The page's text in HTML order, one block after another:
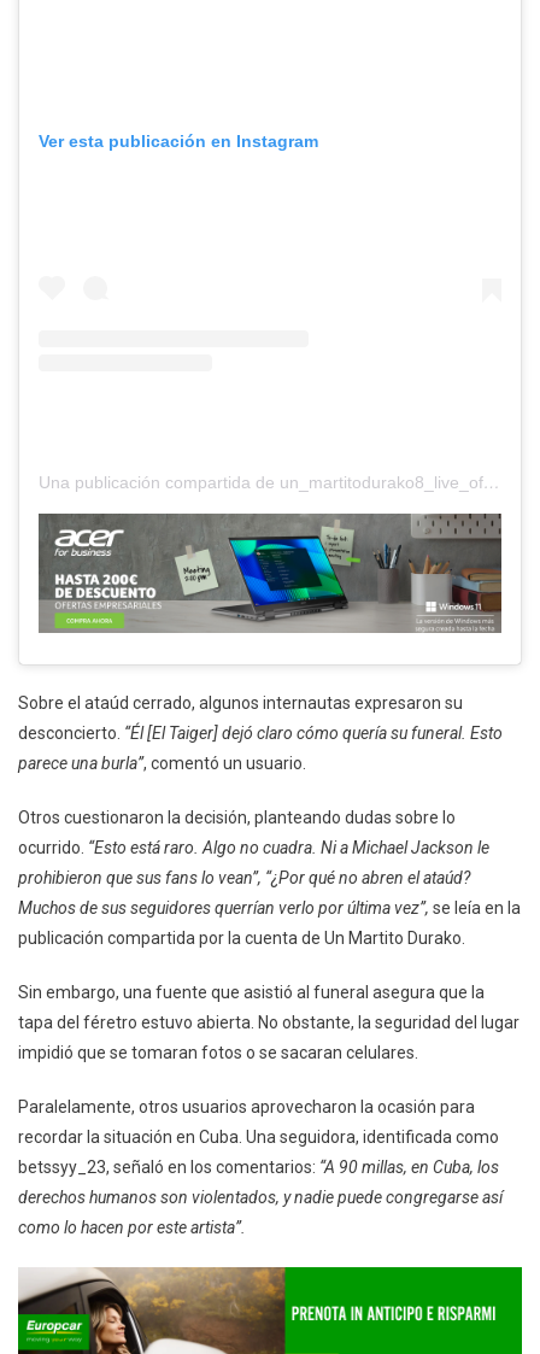
Ver esta publicación en Instagram
Una publicación compartida de un_martitodurako8_live_oficial (@un_martitodurako8_live_oficial)
Sobre el ataúd cerrado, algunos internautas expresaron su
desconcierto. “Él [El Taiger] dejó claro cómo quería su funeral. Esto
parece una burla”, comentó un usuario.
Otros cuestionaron la decisión, planteando dudas sobre lo
ocurrido. “Esto está raro. Algo no cuadra. Ni a Michael Jackson le
prohibieron que sus fans lo vean”, “¿Por qué no abren el ataúd?
Muchos de sus seguidores querrían verlo por última vez”, se leía en la
publicación compartida por la cuenta de Un Martito Durako.
Sin embargo, una fuente que asistió al funeral asegura que la
tapa del féretro estuvo abierta. No obstante, la seguridad del lugar
impidió que se tomaran fotos o se sacaran celulares.
Paralelamente, otros usuarios aprovecharon la ocasión para
recordar la situación en Cuba. Una seguidora, identificada como
betssyy_23, señaló en los comentarios: “A 90 millas, en Cuba, los
derechos humanos son violentados, y nadie puede congregarse así
como lo hacen por este artista”.